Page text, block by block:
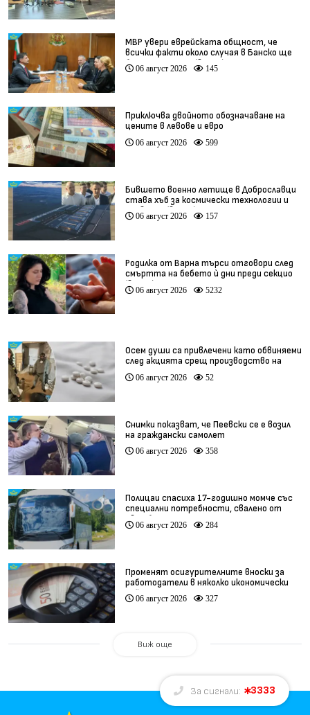
МВР увери еврейската общност, че
всички факти около случая в Банско ще
бъдат изяснени (видео)
06 август 2026 145
Приключва двойното обозначаване на
цените в левове и евро
06 август 2026 599
Бившето военно летище в Доброславци
става хъб за космически технологии и
иновации (видео)
06 август 2026 157
Родилка от Варна търси отговори след
смъртта на бебето ѝ дни преди секцио
(видео)
06 август 2026 5232
Осем души са привлечени като обвиняеми
след акцията срещ производство на
фентанил
06 август 2026 52
Снимки показват, че Пеевски се е возил
на граждански самолет
06 август 2026 358
Полицаи спасиха 17-годишно момче със
специални потребности, свалено от
автобус
06 август 2026 284
Променят осигурителните вноски за
работодатели в няколко икономически
дейности
06 август 2026 327
Виж още
За сигнали: 3333